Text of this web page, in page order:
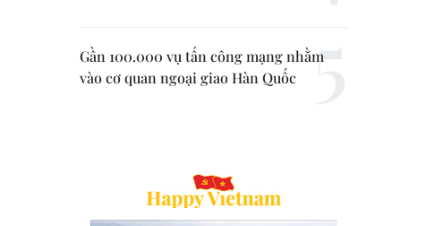
Gần 100.000 vụ tấn công mạng nhằm
vào cơ quan ngoại giao Hàn Quốc